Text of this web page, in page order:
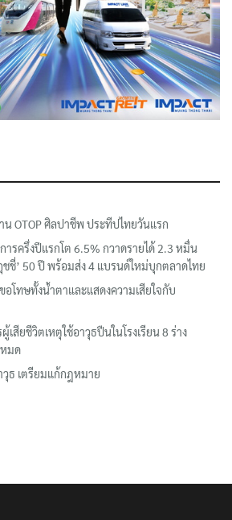
น OTOP ศิลปาชีพ ประทีปไทยวันแรก
รครึ่งปีแรกโต 6.5% กวาดรายได้ 2.3 หมื่น
ชชี่’ 50 ปี พร้อมส่ง 4 แบรนด์ใหม่บุกตลาดไทย
อโทษทั้งน้ำตาและแสดงความเสียใจกับ
สียชีวิตเหตุใช้อาวุธปืนในโรงเรียน 8 ร่าง
มด
ธ เตรียมแก้กฎหมาย